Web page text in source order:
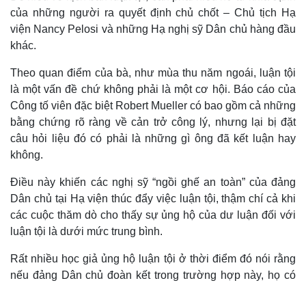
Thế giới
Quan sát
Cuộc sống đó đây
Multimedia
Video
Infographic
của những người ra quyết định chủ chốt – Chủ tịch Hạ
viện Nancy Pelosi và những Hạ nghị sỹ Dân chủ hàng đầu
khác.
Theo quan điểm của bà, như mùa thu năm ngoái, luận tội
là một vấn đề chứ không phải là một cơ hội. Báo cáo của
Công tố viên đặc biệt Robert Mueller có bao gồm cả những
bằng chứng rõ ràng về cản trở công lý, nhưng lại bị đặt
câu hỏi liệu đó có phải là những gì ông đã kết luận hay
không.
Điều này khiến các nghị sỹ “ngồi ghế an toàn” của đảng
Dân chủ tại Hạ viện thúc đẩy việc luận tội, thậm chí cả khi
các cuộc thăm dò cho thấy sự ủng hộ của dư luận đối với
luận tội là dưới mức trung bình.
Rất nhiều học giả ủng hộ luận tội ở thời điểm đó nói rằng
nếu đảng Dân chủ đoàn kết trong trường hợp này, họ có